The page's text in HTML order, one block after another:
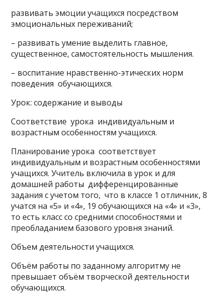
развивать эмоции учащихся посредством
эмоциональных переживаний;
– развивать умение выделить главное,
существенное, самостоятельность мышления.
– воспитание нравственно-этических норм
поведения обучающихся.
Урок: содержание и выводы
Соответствие урока индивидуальным и
возрастным особенностям учащихся.
Планирование урока соответствует
индивидуальным и возрастным особенностями
учащихся. Учитель включила в урок и для
домашней работы дифференцированные
задания с учетом того, что в классе 1 отличник, 8
учатся на «5» и «4», 19 обучающихся на «4» и «3»,
то есть класс со средними способностями и
преобладанием базового уровня знаний.
Объем деятельности учащихся.
Объём работы по заданному алгоритму не
превышает объём творческой деятельности
обучающихся.